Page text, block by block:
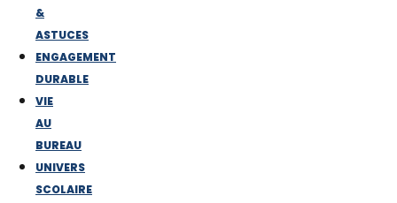
&
ASTUCES
ENGAGEMENT
DURABLE
VIE
AU
BUREAU
UNIVERS
SCOLAIRE